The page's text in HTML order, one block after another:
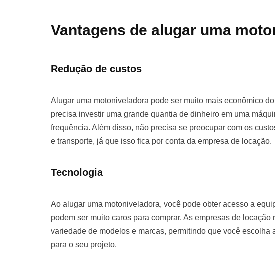
Vantagens de alugar uma
Redução de custos
Alugar uma motoniveladora pode ser muito mais econômico
precisa investir uma grande quantia de dinheiro em uma
frequência. Além disso, não precisa se preocupar com os
e transporte, já que isso fica por conta da empresa de locação.
Tecnologia
Ao alugar uma motoniveladora, você pode obter acesso a
podem ser muito caros para comprar. As empresas de
variedade de modelos e marcas, permitindo que você escolha
para o seu projeto.